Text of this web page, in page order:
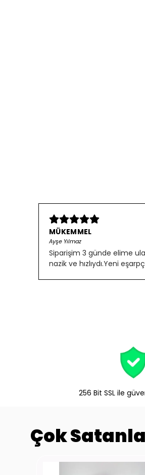
MÜKEMMEL
Ayşe Yılmaz
Siparişim 3 günde elime
nazik ve hızlıydı.Yeni
256 Bit SSL ile
Çok